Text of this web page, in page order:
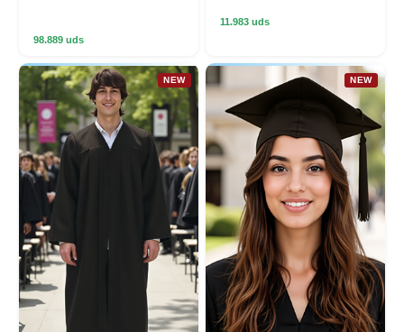
98.889 uds
11.983 uds
NEW NEW